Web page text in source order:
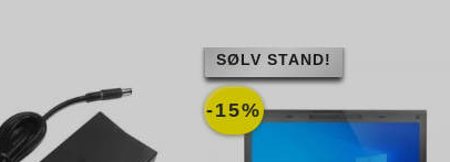
-15%
SØLV STAND!